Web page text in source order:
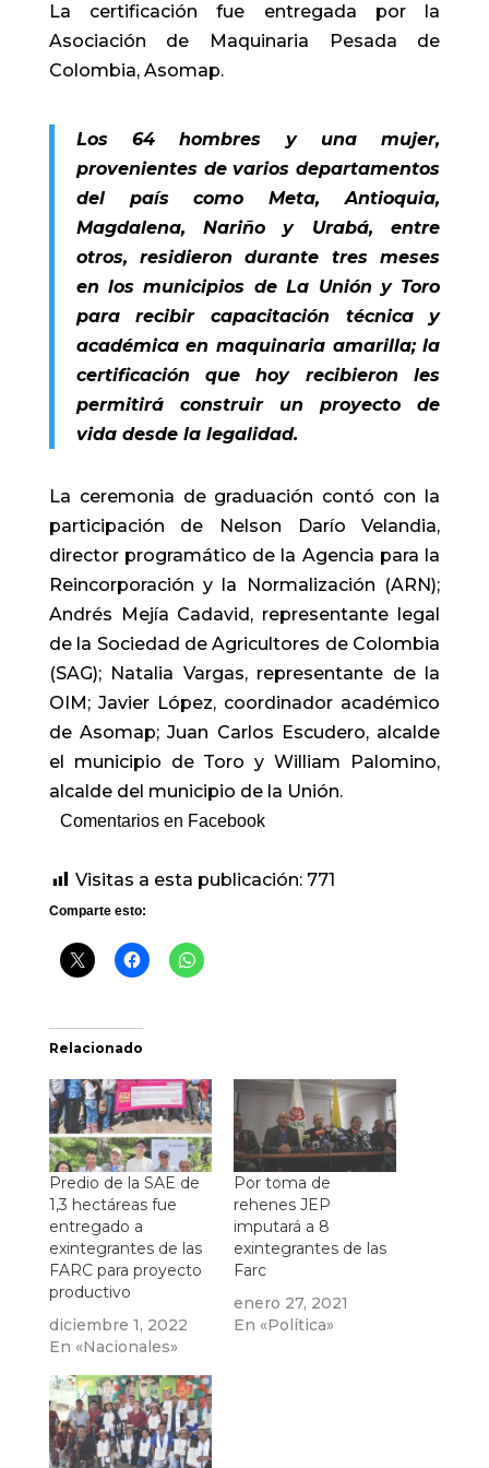
La certificación fue entregada por la
Asociación de Maquinaria Pesada de
Colombia, Asomap.
Los 64 hombres y una mujer,
provenientes de varios departamentos
del país como Meta, Antioquia,
Magdalena, Nariño y Urabá, entre
otros, residieron durante tres meses
en los municipios de La Unión y Toro
para recibir capacitación técnica y
académica en maquinaria amarilla; la
certificación que hoy recibieron les
permitirá construir un proyecto de
vida desde la legalidad.
La ceremonia de graduación contó con la
participación de Nelson Darío Velandia,
director programático de la Agencia para la
Reincorporación y la Normalización (ARN);
Andrés Mejía Cadavid, representante legal
de la Sociedad de Agricultores de Colombia
(SAG); Natalia Vargas, representante de la
OIM; Javier López, coordinador académico
de Asomap; Juan Carlos Escudero, alcalde
el municipio de Toro y William Palomino,
alcalde del municipio de la Unión.
Comentarios en Facebook
Visitas a esta publicación: 771
Comparte esto:
Relacionado
Predio de la SAE de
1,3 hectáreas fue
entregado a
exintegrantes de las
FARC para proyecto
productivo
diciembre 1, 2022
En «Nacionales»
Por toma de
rehenes JEP
imputará a 8
exintegrantes de las
Farc
enero 27, 2021
En «Política»